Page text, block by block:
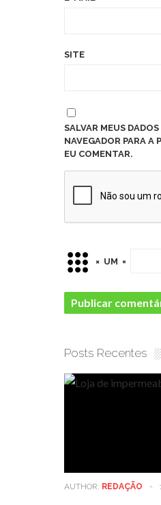
SITE
SALVAR MEUS
NAVEGADOR PARA A
EU COMENTAR.
× UM =
Posts Recentes
AUTHOR: REDAÇÃO -